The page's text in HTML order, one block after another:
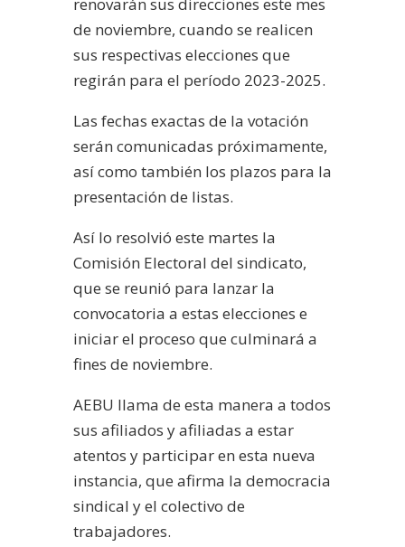
de noviembre, cuando se realicen
sus respectivas elecciones que
regirán para el período 2023-2025.
Las fechas exactas de la votación
serán comunicadas próximamente,
así como también los plazos para la
presentación de listas.
Así lo resolvió este martes la
Comisión Electoral del sindicato,
que se reunió para lanzar la
convocatoria a estas elecciones e
iniciar el proceso que culminará a
fines de noviembre.
AEBU llama de esta manera a todos
sus afiliados y afiliadas a estar
atentos y participar en esta nueva
instancia, que afirma la democracia
sindical y el colectivo de
trabajadores.